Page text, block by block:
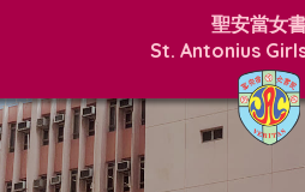
聖安當女
St. Antonius